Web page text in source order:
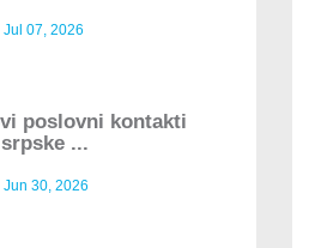
Jul 07, 2026
poslovni kontakti
...
Jun 30, 2026